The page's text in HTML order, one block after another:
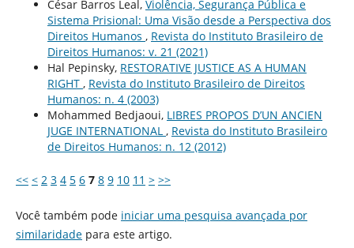
César Barros Leal, Violência, Segurança Pública e
Sistema Prisional: Uma Visão desde a Perspectiva dos
Direitos Humanos , Revista do Instituto Brasileiro de
Direitos Humanos: v. 21 (2021)
Hal Pepinsky, RESTORATIVE JUSTICE AS A HUMAN
RIGHT , Revista do Instituto Brasileiro de Direitos
Humanos: n. 4 (2003)
Mohammed Bedjaoui, LIBRES PROPOS D’UN ANCIEN
JUGE INTERNATIONAL , Revista do Instituto Brasileiro
de Direitos Humanos: n. 12 (2012)
<< < 2 3 4 5 6 7 8 9 10 11 > >>
Você também pode iniciar uma pesquisa avançada por
similaridadepara este artigo.